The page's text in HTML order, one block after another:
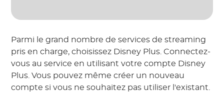
Parmi le grand nombre de services de streaming
pris en charge, choisissez Disney Plus. Connectez-
vous au service en utilisant votre compte Disney
Plus. Vous pouvez même créer un nouveau
compte si vous ne souhaitez pas utiliser l'existant.